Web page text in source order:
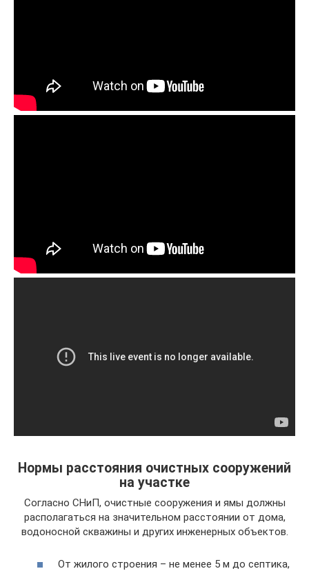
Нормы расстояния очистных сооружений
на участке
Согласно СНиП, очистные сооружения и ямы должны
располагаться на значительном расстоянии от дома,
водоносной скважины и других инженерных объектов.
От жилого строения – не менее 5 м до септика,